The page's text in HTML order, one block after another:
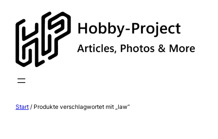
Inhalt
springen
Start / Produkte verschlagwortet mit „law“